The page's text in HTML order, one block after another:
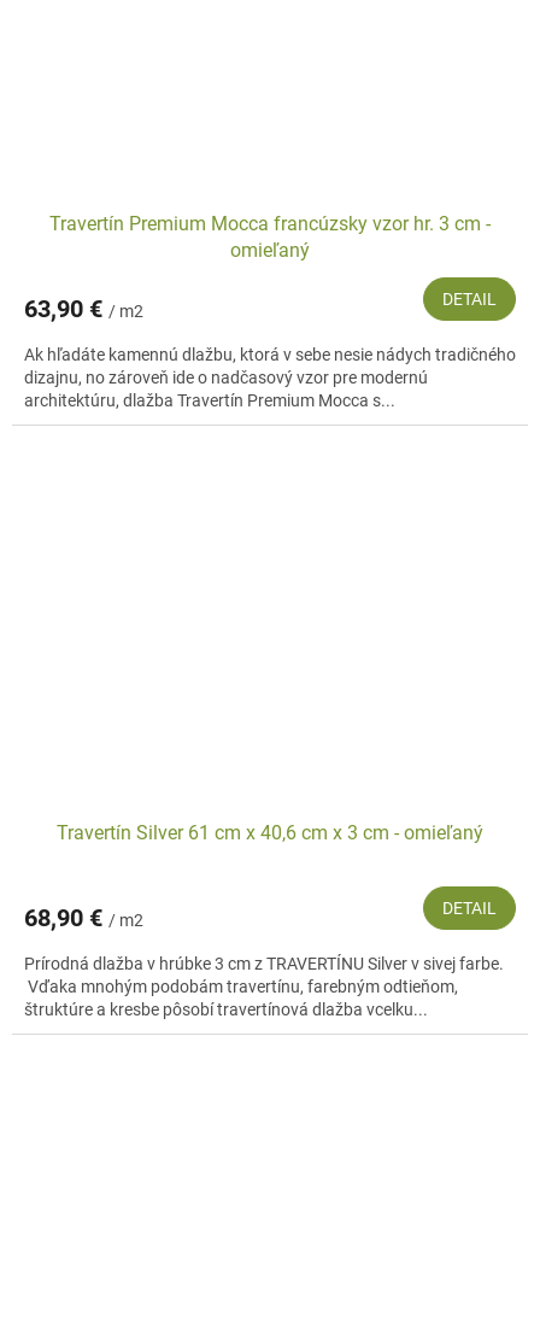
Travertín Premium Mocca francúzsky vzor hr. 3 cm -
omieľaný
63,90 € / m2
DETAIL
Ak hľadáte kamennú dlažbu, ktorá v sebe nesie nádych tradičného
dizajnu, no zároveň ide o nadčasový vzor pre modernú
architektúru, dlažba Travertín Premium Mocca s...
Travertín Silver 61 cm x 40,6 cm x 3 cm - omieľaný
68,90 € / m2
DETAIL
Prírodná dlažba v hrúbke 3 cm z TRAVERTÍNU Silver v sivej farbe.
Vďaka mnohým podobám travertínu, farebným odtieňom,
štruktúre a kresbe pôsobí travertínová dlažba vcelku...